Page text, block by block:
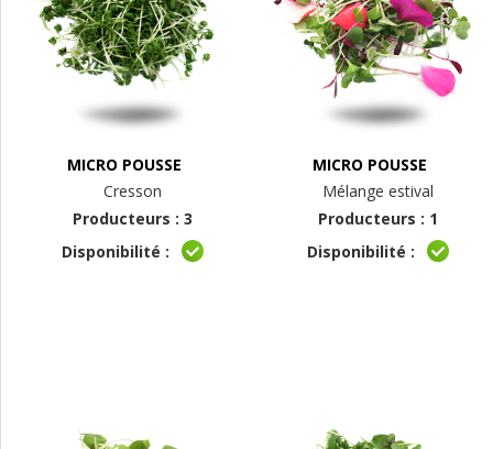
MICRO POUSSE
Cresson
Producteurs : 3
Disponibilité :
MICRO POUSSE
Mélange estival
Producteurs : 1
Disponibilité :